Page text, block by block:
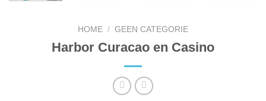
HOME / GEEN CATEGORIE
Harbor Curacao en Casino